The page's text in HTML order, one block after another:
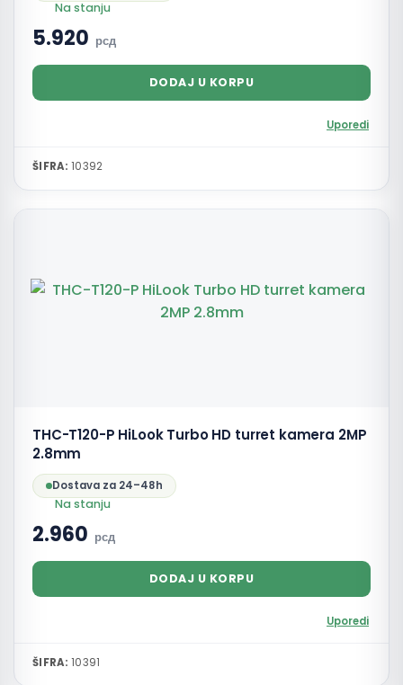
Na stanju
5.920 рсд
DODAJ U KORPU
Uporedi
ŠIFRA: 10392
THC-T120-P HiLook Turbo HD turret kamera 2MP
2.8mm
Dostava za 24–48h
Na stanju
2.960 рсд
DODAJ U KORPU
Uporedi
ŠIFRA: 10391